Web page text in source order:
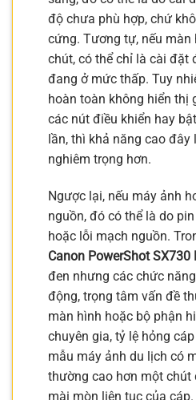
độ chưa phù hợp, chứ
cứng. Tương tự, nếu
chút, có thể chỉ là cài đặt
đang ở mức thấp. Tuy
hoàn toàn không hiển thị
các nút điều khiển hay
lần, thì khả năng cao
nghiêm trọng hơn.
Ngược lại, nếu máy ảnh
nguồn, đó có thể là do
hoặc lỗi mạch nguồn.
Canon PowerShot SX730
đen nhưng các chức
động, trọng tâm vấn đề
màn hình hoặc bộ phận
chuyên gia, tỷ lệ hỏng
mẫu máy ảnh du lịch có
thường cao hơn một chút
mài mòn liên tục của cáp.